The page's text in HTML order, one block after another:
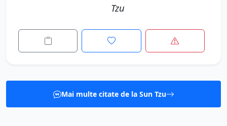
Tzu
Mai multe citate de la Sun Tzu